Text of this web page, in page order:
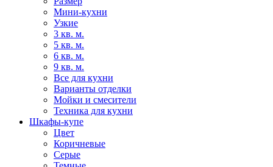
Мини-кухни
Узкие
3 кв. м.
5 кв. м.
6 кв. м.
9 кв. м.
Все для кухни
Варианты отделки
Мойки и смесители
Техника для кухни
Шкафы-купе
Цвет
Коричневые
Серые